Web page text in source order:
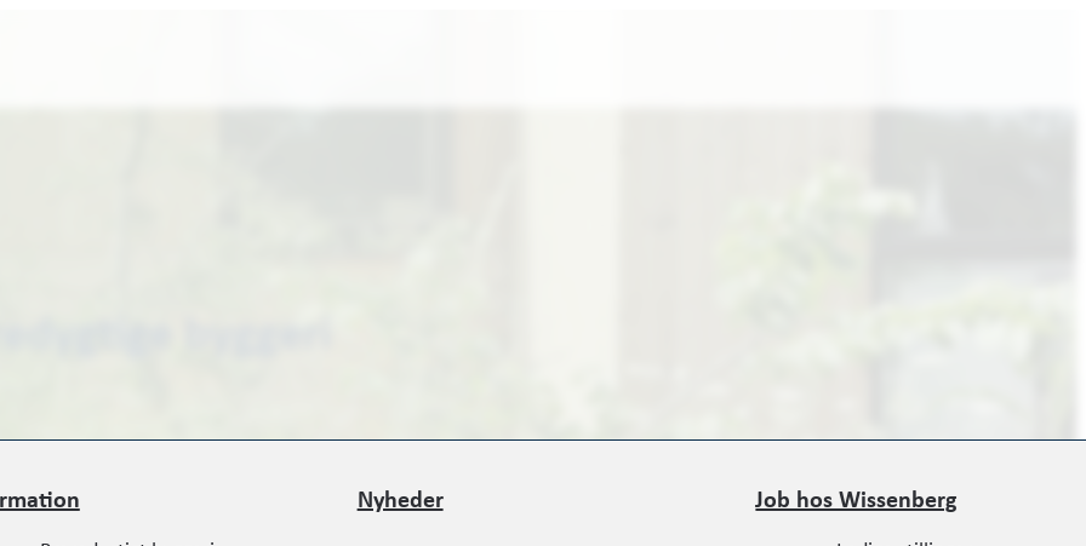
Job hos Wissenberg
Nyheder Job hos Wissenberg
byggeri